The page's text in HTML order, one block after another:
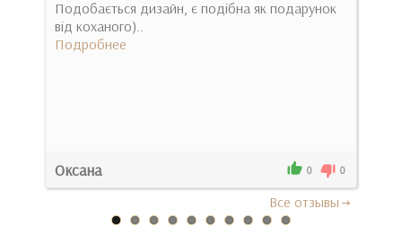
Подобається дизайн, є подібна як подарунок
від коханого)..
Подробнее
Оксана 0 0
Все отзывы